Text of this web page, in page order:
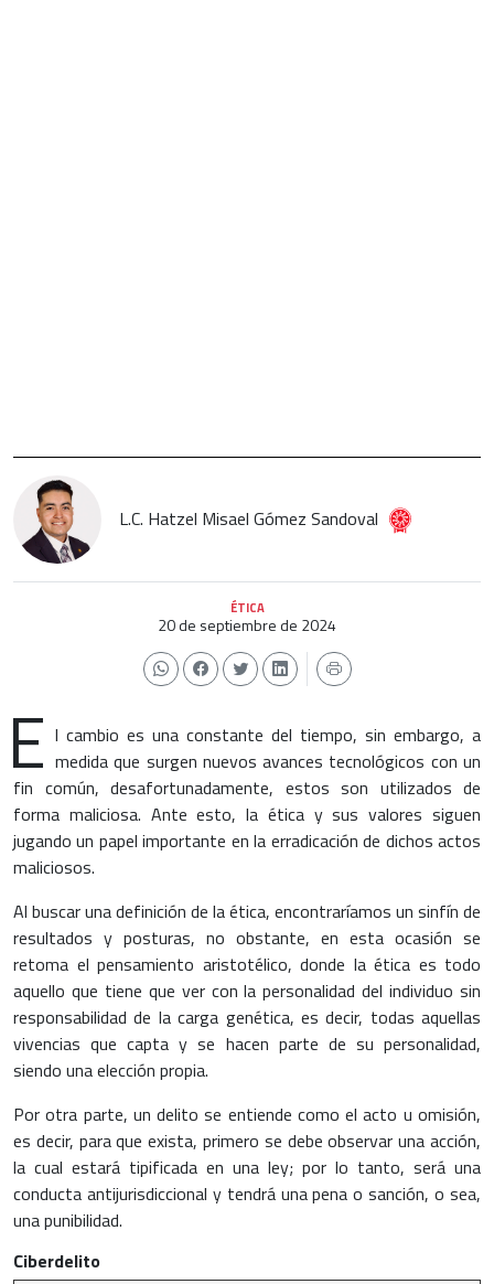
L.C. Hatzel Misael Gómez Sandoval
ÉTICA
20 de septiembre de 2024
E l cambio es una constante del tiempo, sin embargo, a
medida que surgen nuevos avances tecnológicos con un
fin común, desafortunadamente, estos son utilizados de
forma maliciosa. Ante esto, la ética y sus valores siguen
jugando un papel importante en la erradicación de dichos actos
maliciosos.
Al buscar una definición de la ética, encontraríamos un sinfín de
resultados y posturas, no obstante, en esta ocasión se
retoma el pensamiento aristotélico, donde la ética es todo
aquello que tiene que ver con la personalidad del individuo sin
responsabilidad de la carga genética, es decir, todas aquellas
vivencias que capta y se hacen parte de su personalidad,
siendo una elección propia.
Por otra parte, un delito se entiende como el acto u omisión,
es decir, para que exista, primero se debe observar una acción,
la cual estará tipificada en una ley; por lo tanto, será una
conducta antijurisdiccional y tendrá una pena o sanción, o sea,
una punibilidad.
Ciberdelito